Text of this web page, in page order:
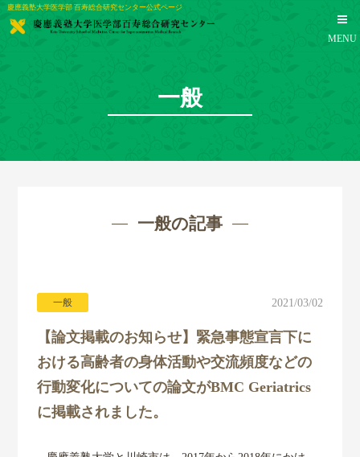
慶應義塾大学医学部 百寿総合研究センター公式ページ
MENU
一般
一般の記事
【論文掲載のお知らせ】緊急事態宣言下に
おける高齢者の身体活動や交流頻度などの
行動変化についての論文がBMC Geriatrics
に掲載されました。
一般 2021/03/02
TOP
センター概要
研究活動